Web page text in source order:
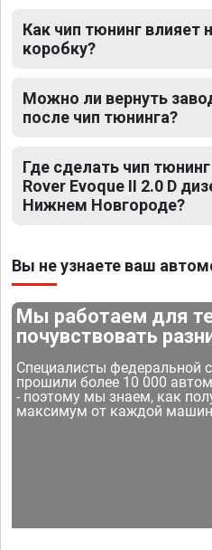
Как чип тюнинг влияет
коробку?
Можно ли вернуть
после чип тюнинга?
Где сделать чип
Rover Evoque II 2.0 D
Нижнем Новгороде?
Вы не узнаете ваш
Мы работаем для
почувствовать
Специалисты федеральной
прошили более 10 000
- поэтому мы знаем, как
максимум от каждой